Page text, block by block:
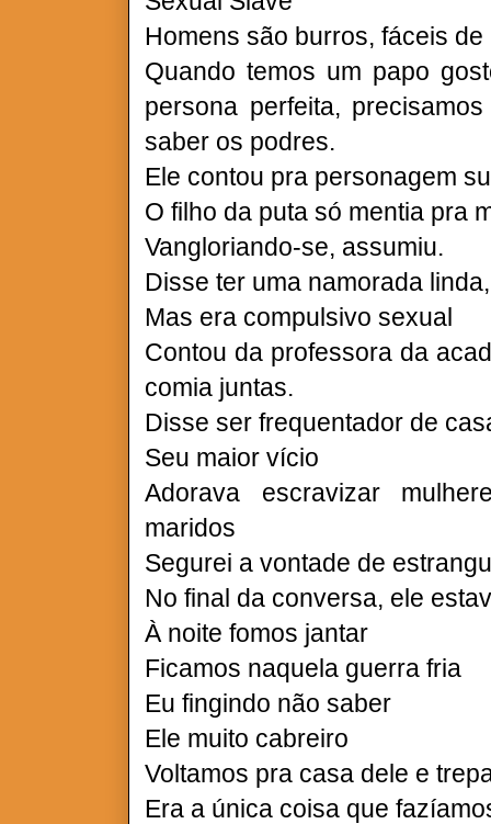
Homens são burros, fáceis de
Quando temos um papo
persona perfeita,
saber os podres.
Ele contou pra personagem
O filho da puta só mentia pra
Vangloriando-se, assumiu.
Disse ter uma namorada
Mas era compulsivo sexual
Contou da professora da
comia juntas.
Disse ser frequentador de
Seu maior vício
Adorava escravizar
maridos
Segurei a vontade de
No final da conversa, ele
À noite fomos jantar
Ficamos naquela guerra fria
Eu fingindo não saber
Ele muito cabreiro
Voltamos pra casa dele e
Era a única coisa que